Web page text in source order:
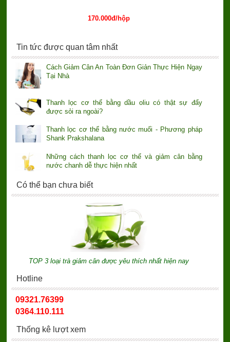
170.000đ/hộp
Tin tức được quan tâm nhất
Cách Giảm Cân An Toàn Đơn Giản Thực Hiện Ngay
Tại Nhà
Thanh lọc cơ thể bằng dầu oliu có thật sự đẩy
được sỏi ra ngoài?
Thanh lọc cơ thể bằng nước muối - Phương pháp
Shank Prakshalana
Những cách thanh lọc cơ thể và giảm cân bằng
nước chanh dễ thực hiện nhất
Có thể bạn chưa biết
TOP 3 loại trà giảm cân được yêu thích nhất hiện nay
Hotline
09321.76399
0364.110.111
Thống kê lượt xem